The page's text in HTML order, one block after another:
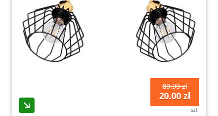
89.99 zł
20.00 zł
szt